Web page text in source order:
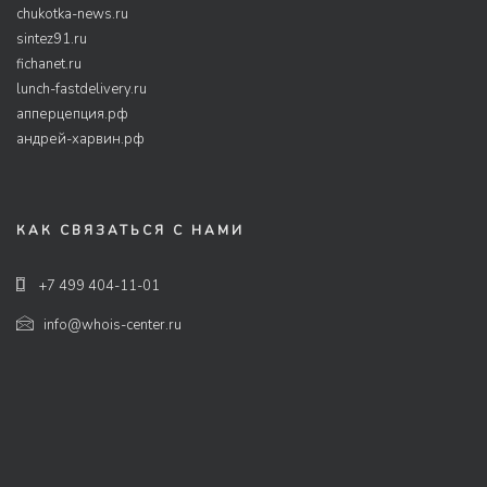
chukotka-news.ru
sintez91.ru
fichanet.ru
lunch-fastdelivery.ru
апперцепция.рф
андрей-харвин.рф
КАК СВЯЗАТЬСЯ С НАМИ
+7 499 404-11-01
info@whois-center.ru